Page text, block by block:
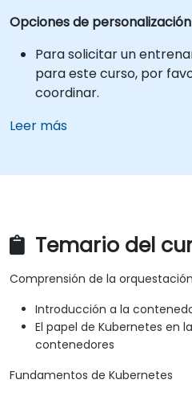
Opciones de
Para solicitar un
para este curso, por
coordinar.
Leer más
Temario del
Comprensión de la
Introducción a la
El papel de Kubernetes en
contenedores
Fundamentos de Kubernetes